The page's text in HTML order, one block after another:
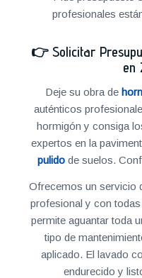
profesionales
👉 Solicitar
en
Deje su obra de
auténticos
hormigón y consiga
expertos en la
pulido de suelos.
Ofrecemos un servicio
profesional y con
permite aguantar toda
tipo de
aplicado. El lavado
endurecido y